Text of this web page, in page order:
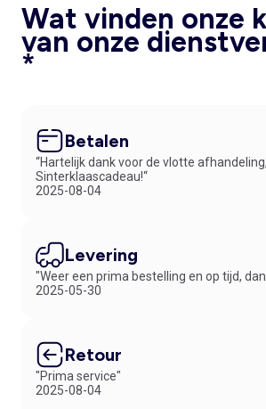
Wat vinden onze
van onze
*
Betalen
“Hartelijk dank voor de vlotte
Sinterklaascadeau!“
2025-08-04
Levering
"Weer een prima bestelling en op tijd,
2025-05-30
Retour
"Prima service"
2025-08-04